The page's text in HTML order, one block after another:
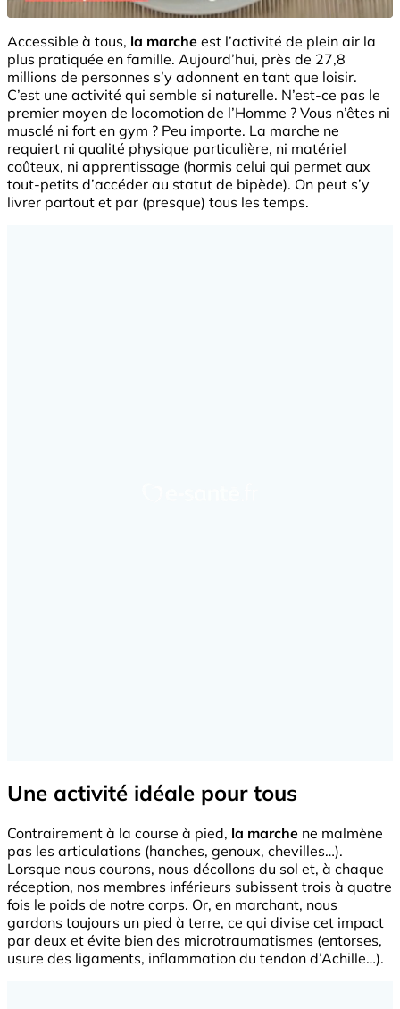
Accessible à tous, la marche est l’activité de plein air la
plus pratiquée en famille. Aujourd’hui, près de 27,8
millions de personnes s’y adonnent en tant que loisir.
C’est une activité qui semble si naturelle. N’est-ce pas le
premier moyen de locomotion de l’Homme ? Vous n’êtes ni
musclé ni fort en gym ? Peu importe. La marche ne
requiert ni qualité physique particulière, ni matériel
coûteux, ni apprentissage (hormis celui qui permet aux
tout-petits d’accéder au statut de bipède). On peut s’y
livrer partout et par (presque) tous les temps.
Une activité idéale pour tous
Contrairement à la course à pied, la marche ne malmène
pas les articulations (hanches, genoux, chevilles…).
Lorsque nous courons, nous décollons du sol et, à chaque
réception, nos membres inférieurs subissent trois à quatre
fois le poids de notre corps. Or, en marchant, nous
gardons toujours un pied à terre, ce qui divise cet impact
par deux et évite bien des microtraumatismes (entorses,
usure des ligaments, inflammation du tendon d’Achille…).